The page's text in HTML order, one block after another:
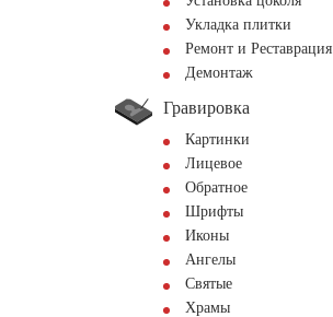
Укладка плитки
Ремонт и Реставрация
Демонтаж
Гравировка
Картинки
Лицевое
Обратное
Шрифты
Иконы
Ангелы
Святые
Храмы